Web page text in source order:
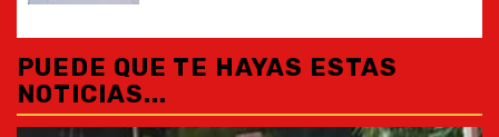
PUEDE QUE TE HAYAS ESTAS
NOTICIAS...